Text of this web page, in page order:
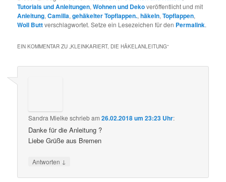
Tutorials und Anleitungen,Wohnen und Dekoveröffentlicht und mit
Anleitung,Camilla,gehäkelter Topflappen.,häkeln,Topflappen,
Woll Buttverschlagwortet. Setze ein Lesezeichen für den Permalink.
EIN KOMMENTAR ZU „KLEINKARIERT, DIE HÄKELANLEITUNG“
Sandra Mielke schriebam26.02.2018 um 23:23 Uhr:
Danke für die Anleitung ?
Liebe Grüße aus Bremen
Antworten ↓